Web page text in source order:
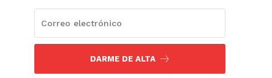
DARME DE ALTA